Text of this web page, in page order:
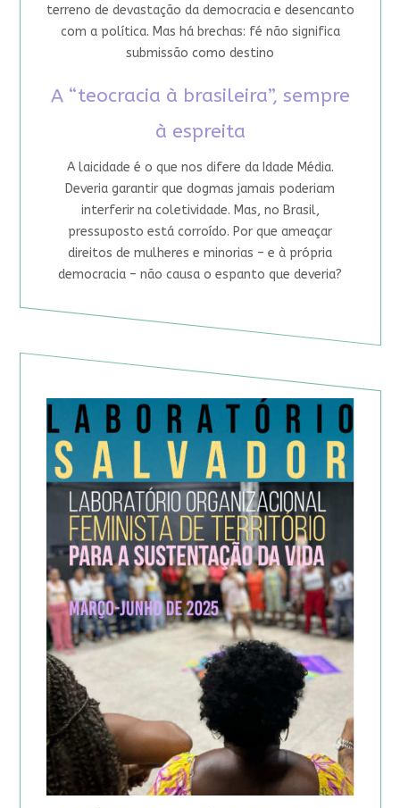
terreno de devastação da democracia e desencanto
com a política. Mas há brechas: fé não significa
submissão como destino
A “teocracia à brasileira”, sempre
à espreita
A laicidade é o que nos difere da Idade Média.
Deveria garantir que dogmas jamais poderiam
interferir na coletividade. Mas, no Brasil,
pressuposto está corroído. Por que ameaçar
direitos de mulheres e minorias – e à própria
democracia – não causa o espanto que deveria?